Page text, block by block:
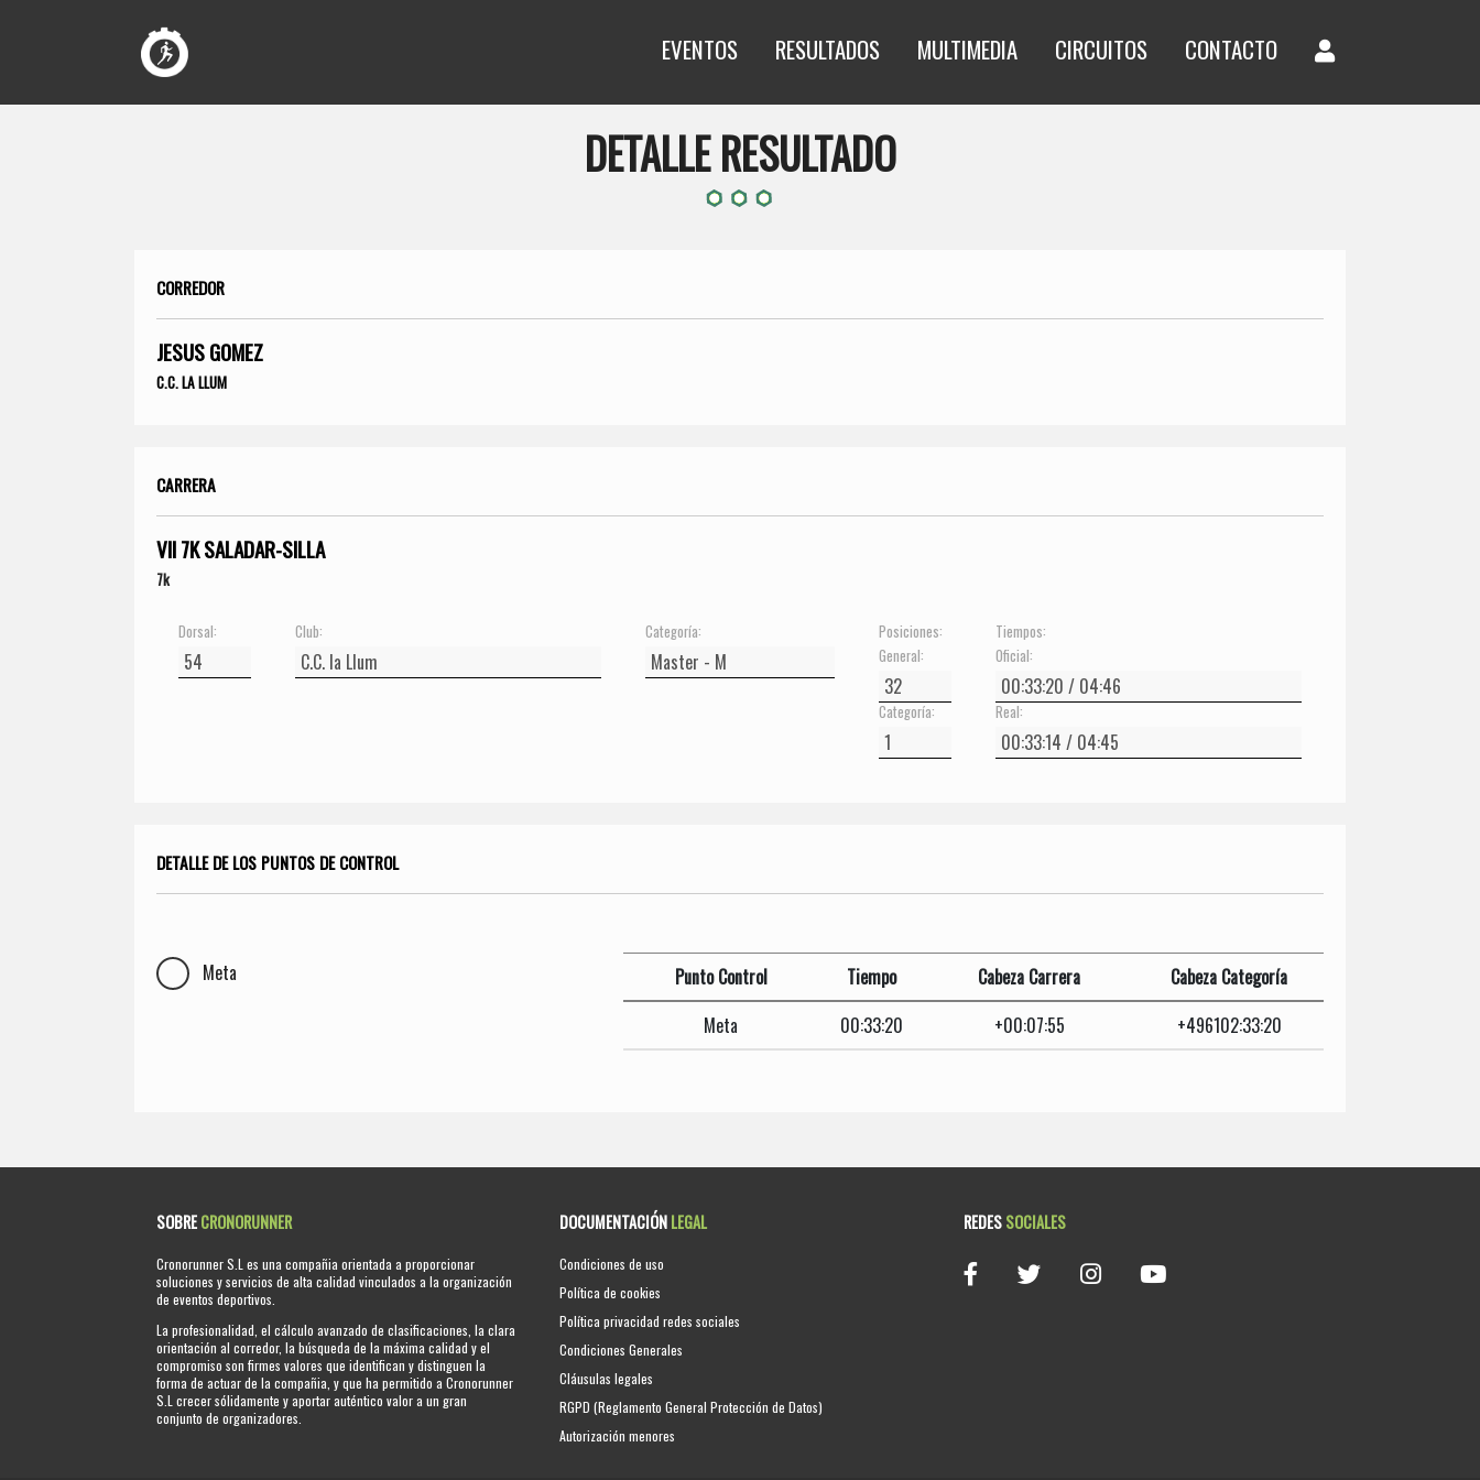
EVENTOS RESULTADOS MULTIMEDIA CIRCUITOS CONTACTO
DETALLE RESULTADO
CORREDOR
JESUS GOMEZ
C.C. LA LLUM
CARRERA
VII 7K SALADAR-SILLA
7k
Dorsal: Club: Categoría:
Posiciones:
General:
Categoría:
Tiempos:
Oficial:
Real:
DETALLE DE LOS PUNTOS DE CONTROL
Meta Punto Control Tiempo Cabeza Carrera
Cabeza Categoría
Meta
00:33:20 +00:07:55 +496102:33:20
SOBRECRONORUNNER
Cronorunner S.L es una compañia orientada a proporcionar
soluciones y servicios de alta calidad vinculados a la organización
de eventos deportivos.
La profesionalidad, el cálculo avanzado de clasificaciones, la clara
orientación al corredor, la búsqueda de la máxima calidad y el
compromiso son firmes valores que identifican y distinguen la
forma de actuar de la compañia, y que ha permitido a Cronorunner
S.L crecer sólidamente y aportar auténtico valor a un gran
conjunto de organizadores.
DOCUMENTACIÓNLEGAL
Condiciones de uso
Política de cookies
Política privacidad redes sociales
Condiciones Generales
Cláusulas legales
RGPD (Reglamento General Protección de Datos)
Autorización menores
REDESSOCIALES